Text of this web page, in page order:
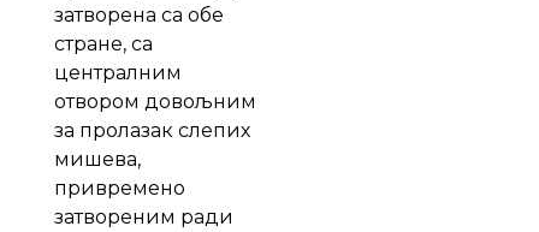
затворена са обе
стране, са
централним
отвором довољним
за пролазак слепих
мишева,
привремено
затвореним ради